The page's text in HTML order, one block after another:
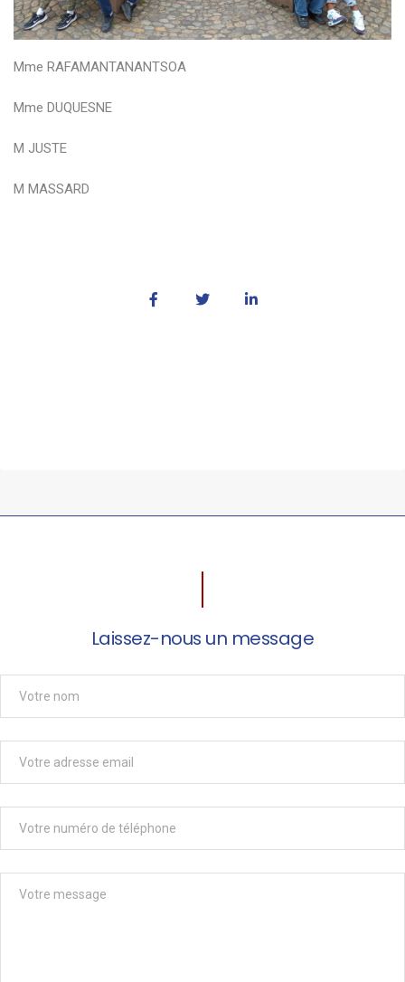
Mme RAFAMANTANANTSOA
Mme DUQUESNE
M JUSTE
M MASSARD
Laissez-nous un message